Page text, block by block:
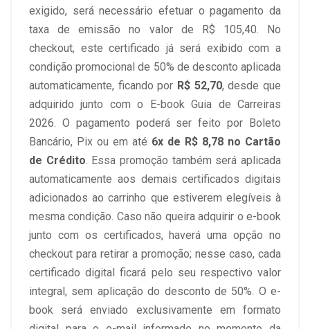
exigido, será necessário efetuar o pagamento da
taxa de emissão no valor de R$ 105,40. No
checkout, este certificado já será exibido com a
condição promocional de 50% de desconto aplicada
automaticamente, ficando por R$ 52,70, desde que
adquirido junto com o E-book Guia de Carreiras
2026. O pagamento poderá ser feito por Boleto
Bancário, Pix ou em até 6x de R$ 8,78 no Cartão
de Crédito . Essa promoção também será aplicada
automaticamente aos demais certificados digitais
adicionados ao carrinho que estiverem elegíveis à
mesma condição. Caso não queira adquirir o e-book
junto com os certificados, haverá uma opção no
checkout para retirar a promoção; nesse caso, cada
certificado digital ficará pelo seu respectivo valor
integral, sem aplicação do desconto de 50%. O e-
book será enviado exclusivamente em formato